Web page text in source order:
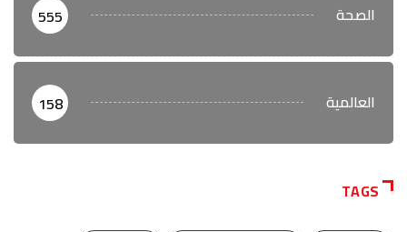
الصحة 555
العالمية 158
TAGS